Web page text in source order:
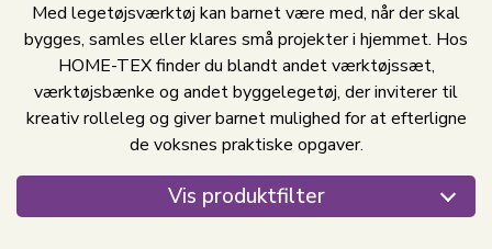
Med legetøjsværktøj kan barnet være med, når der skal
bygges, samles eller klares små projekter i hjemmet. Hos
HOME-TEX finder du blandt andet værktøjssæt,
værktøjsbænke og andet byggelegetøj, der inviterer til
kreativ rolleleg og giver barnet mulighed for at efterligne
de voksnes praktiske opgaver.
Vis produktfilter